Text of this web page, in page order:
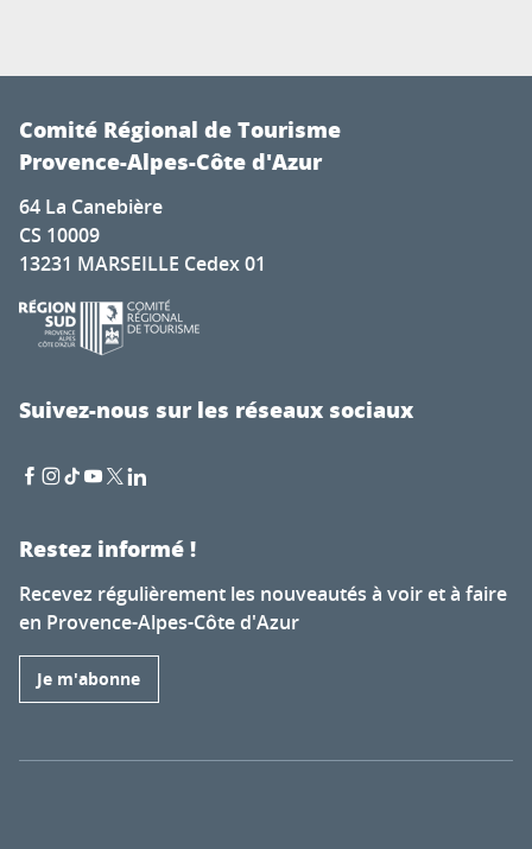
Comité Régional de Tourisme
Provence-Alpes-Côte d'Azur
64 La Canebière
CS 10009
13231 MARSEILLE Cedex 01
Suivez-nous sur les réseaux sociaux
Restez informé !
Recevez régulièrement les nouveautés à voir et à faire
en Provence-Alpes-Côte d'Azur
Je m'abonne